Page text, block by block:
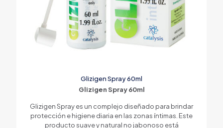
Glizigen Spray 60ml
Glizigen Spray 60ml
Glizigen Spray es un complejo diseñado para brindar
protección e higiene diaria en las zonas íntimas. Este
producto suave y natural no jabonoso está